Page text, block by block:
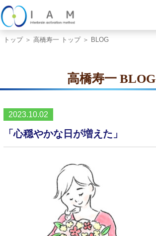
トップ＞ 高橋寿一 トップ＞ BLOG
高橋寿一 BLOG
2023.10.02
「心穏やかな日が増えた」